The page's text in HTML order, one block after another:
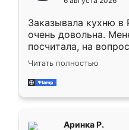
мебели буду
Заказывала кухню в
очень довольна.
посчитала, на
Замерщик приехал в
делу со всей
за день, ребята
Читать полностью
Аринка Р.